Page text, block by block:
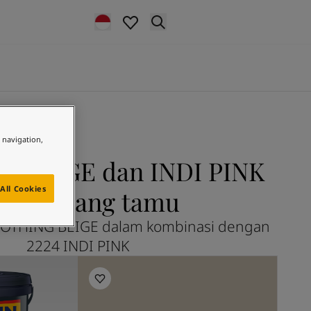
BEIGE dan INDI PINK
ruang tamu
BEIGE dalam kombinasi dengan
2224 INDI PINK
navigation,
Cookies